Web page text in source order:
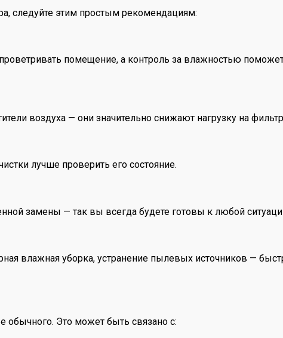
следуйте этим простым рекомендациям:
помещение, а контроль за влажностью
воздуха — они значительно снижают нагрузку на
лучше проверить его состояние.
замены — так вы всегда будете готовы к любой
влажная уборка, устранение пылевых источников —
обычного. Это может быть связано с: